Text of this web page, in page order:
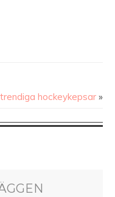
hockeykepsar »